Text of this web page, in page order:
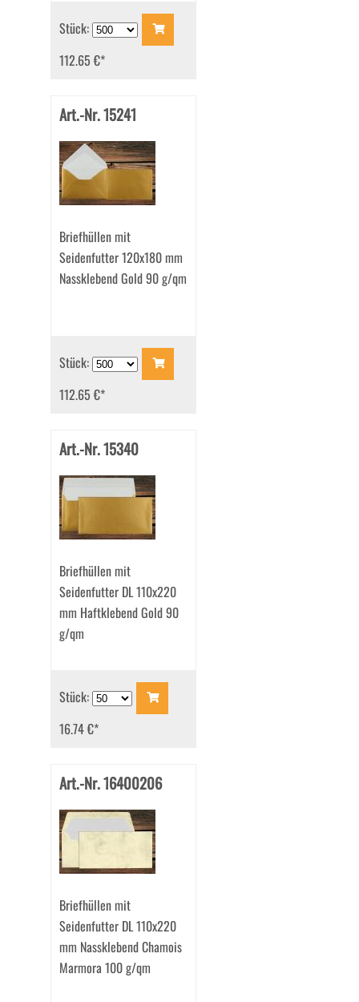
Stück:
112.65 €*
Art.-Nr. 15241
Briefhüllen mit
Seidenfutter 120x180 mm
Nassklebend Gold 90 g/qm
Stück:
112.65 €*
Art.-Nr. 15340
Briefhüllen mit
Seidenfutter DL 110x220
mm Haftklebend Gold 90
g/qm
Stück:
16.74 €*
Art.-Nr. 16400206
Briefhüllen mit
Seidenfutter DL 110x220
mm Nassklebend Chamois
Marmora 100 g/qm